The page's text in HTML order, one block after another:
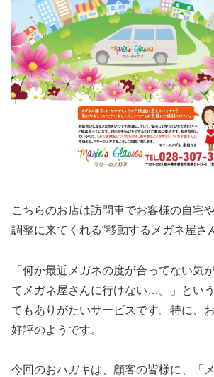
こちらのお店は訪問車でお客様の自宅
調整に来てくれる“移動するメガネ屋さ
「何か最近メガネの度が合ってない気
てメガネ屋さんに行けない…。」とい
てもありがたいサービスです。特に、
好評のようです。
今回のおハガキは、顧客の皆様に、「